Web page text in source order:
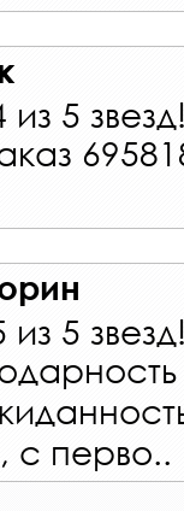
из 5
из 5
перво..